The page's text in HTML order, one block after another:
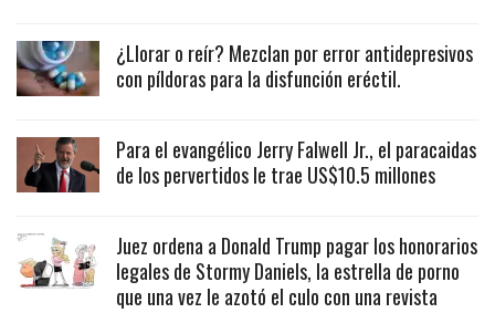
¿Llorar o reír? Mezclan por error antidepresivos
con píldoras para la disfunción eréctil.
Para el evangélico Jerry Falwell Jr., el paracaidas
de los pervertidos le trae US$10.5 millones
Juez ordena a Donald Trump pagar los honorarios
legales de Stormy Daniels, la estrella de porno
que una vez le azotó el culo con una revista